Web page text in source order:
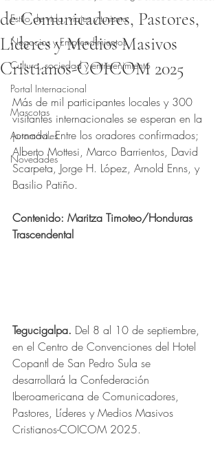
Estilo de vida, viajes y turismo
Negocios y Emprendimientos
Cultura, sociedad y entretenimiento
Portal Internacional
Mascotas
Automóviles
Novedades
de Comunicadores, Pastores,
Líderes y Medios Masivos
Cristianos-COICOM 2025
Obtuvo NaN de 5 estrellas.
Más de mil participantes locales y 300
visitantes internacionales se esperan en la
jornada. Entre los oradores confirmados;
Alberto Mottesi, Marco Barrientos, David
Scarpeta, Jorge H. López, Arnold Enns, y
Basilio Patiño.
Contenido: Maritza Timoteo/Honduras
Trascendental
Tegucigalpa. Del 8 al 10 de septiembre,
en el Centro de Convenciones del Hotel
Copantl de San Pedro Sula se
desarrollará la Confederación
Iberoamericana de Comunicadores,
Pastores, Líderes y Medios Masivos
Cristianos-COICOM 2025.